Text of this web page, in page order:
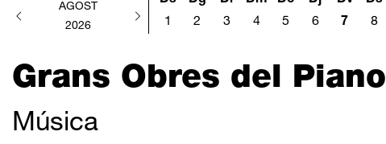
AGOST
2026
1
2
3
4
5
6
7
8
Grans Obres del Piano
Música